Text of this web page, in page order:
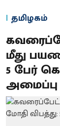
தமிழகம்
மீது
5 பேர்
அமைப்பு